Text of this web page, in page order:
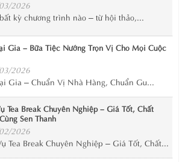
2026
kỳ chương trình nào – từ hội thảo,...
Gia – Bữa Tiệc Nướng Trọn Vị Cho Mọi Cuộc
2026
Gia – Chuẩn Vị Nhà Hàng, Chuẩn Gu...
Tea Break Chuyên Nghiệp – Giá Tốt, Chất
Sen Thanh
2026
Tea Break Chuyên Nghiệp – Giá Tốt, Chất...